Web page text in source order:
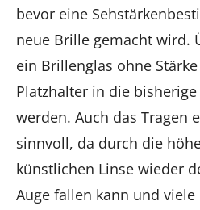
bevor eine
neue Brille gemacht wird.
ein Brillenglas ohne
Platzhalter in die
werden. Auch das Tragen
sinnvoll, da durch die
künstlichen Linse wieder
Auge fallen kann und